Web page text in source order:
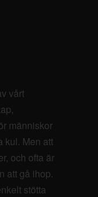
vårt
människor
kul. Men att
och ofta är
att gå ihop.
stötta